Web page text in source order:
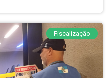
Fiscalização